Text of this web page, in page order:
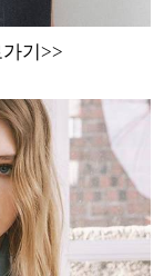
기>>